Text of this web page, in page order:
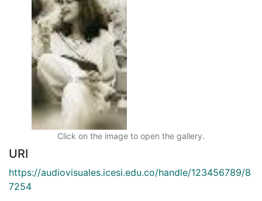
Click on the image to open the gallery.
URI
https://audiovisuales.icesi.edu.co/handle/123456789/8
7254